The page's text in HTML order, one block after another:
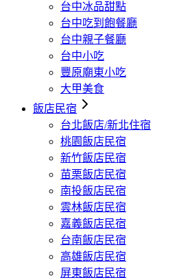
台中冰品甜點
台中吃到飽餐廳
台中親子餐廳
台中小吃
豐原廟東小吃
大甲美食
飯店民宿
台北飯店/新北住宿
桃園飯店民宿
新竹飯店民宿
苗栗飯店民宿
南投飯店民宿
雲林飯店民宿
嘉義飯店民宿
台南飯店民宿
高雄飯店民宿
屏東飯店民宿